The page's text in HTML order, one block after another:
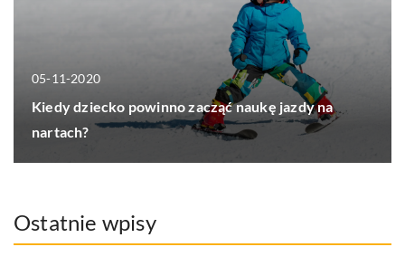
05-11-2020
Kiedy dziecko powinno zacząć naukę jazdy na
nartach?
Ostatnie wpisy